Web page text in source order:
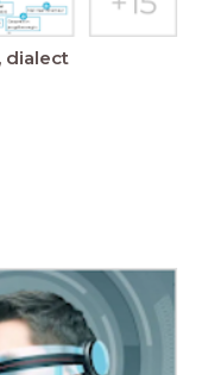
dialect